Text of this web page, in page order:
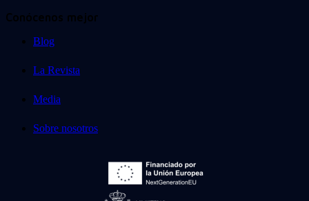
Conócenos mejor
Blog
La Revista
Media
Sobre nosotros